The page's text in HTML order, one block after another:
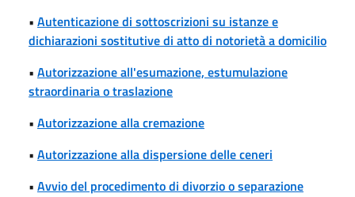
• Autenticazione di sottoscrizioni su istanze e
dichiarazioni sostitutive di atto di notorietà a domicilio
• Autorizzazione all'esumazione, estumulazione
straordinaria o traslazione
• Autorizzazione alla cremazione
• Autorizzazione alla dispersione delle ceneri
• Avvio del procedimento di divorzio o separazione